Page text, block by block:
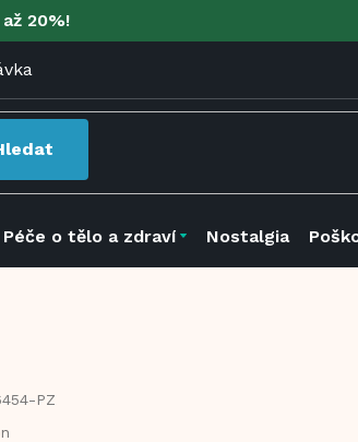
20%!
Péče o tělo a zdraví Nostalgia
PZ